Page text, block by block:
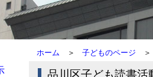
ホーム ＞ 子どものページ ＞
品川区子ども読書活